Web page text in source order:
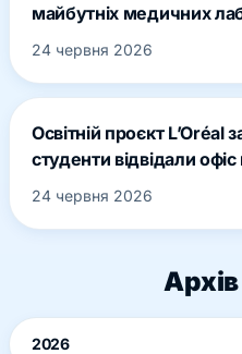
майбутніх медичних
24 червня 2026
Освітній проєкт
студенти відвідали офіс
24 червня 2026
2026